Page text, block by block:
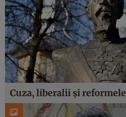
Cuza, liberalii și reformele